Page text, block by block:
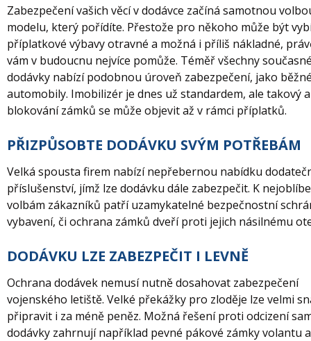
Zabezpečení vašich věcí v dodávce začíná samotnou
modelu, který pořídíte. Přestože pro někoho může být
příplatkové výbavy otravné a možná i příliš nákladné,
vám v budoucnu nejvíce pomůže. Téměř všechny
dodávky nabízí podobnou úroveň zabezpečení, jako
automobily. Imobilizér je dnes už standardem, ale takový
blokování zámků se může objevit až v rámci příplatků.
PŘIZPŮSOBTE DODÁVKU SVÝM POTŘEBÁM
Velká spousta firem nabízí nepřebernou nabídku
příslušenství, jímž lze dodávku dále zabezpečit. K
volbám zákazníků patří uzamykatelné bezpečnostní
vybavení, či ochrana zámků dveří proti jejich násilnému
DODÁVKU LZE ZABEZPEČIT I LEVNĚ
Ochrana dodávek nemusí nutně dosahovat zabezpečení
vojenského letiště. Velké překážky pro zloděje lze velmi
připravit i za méně peněz. Možná řešení proti odcizení
dodávky zahrnují například pevné pákové zámky volantu